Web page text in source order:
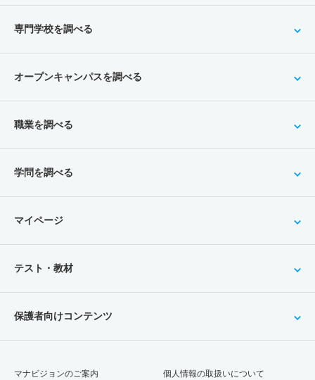
専門学校を調べる
オープンキャンパスを調べる
職業を調べる
学問を調べる
マイページ
テスト・教材
保護者向けコンテンツ
マナビジョンのご案内 個人情報の取扱いについて